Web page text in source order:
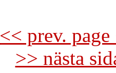
<< prev.
>> nästa